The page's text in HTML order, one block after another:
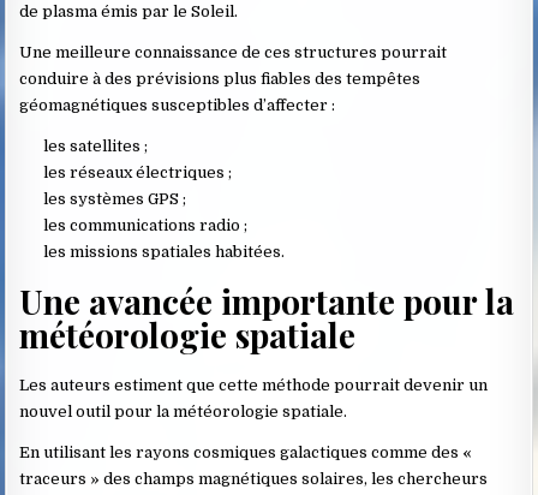
de plasma émis par le Soleil.
Une meilleure connaissance de ces structures pourrait
conduire à des prévisions plus fiables des tempêtes
géomagnétiques susceptibles d’affecter :
les satellites ;
les réseaux électriques ;
les systèmes GPS ;
les communications radio ;
les missions spatiales habitées.
Une avancée importante pour la
météorologie spatiale
Les auteurs estiment que cette méthode pourrait devenir un
nouvel outil pour la météorologie spatiale.
En utilisant les rayons cosmiques galactiques comme des «
traceurs » des champs magnétiques solaires, les chercheurs